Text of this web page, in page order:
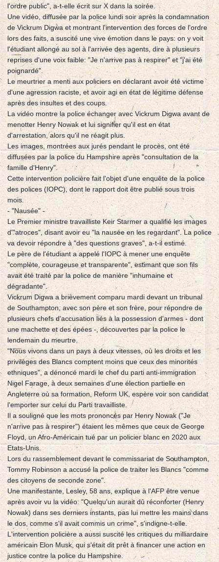
l'ordre public", a-t-elle écrit sur X dans la soirée.
Une vidéo, diffusée par la police lundi soir après la condamnation
de Vickrum Digwa et montrant l'intervention des forces de l'ordre
lors des faits, a suscité une vive émotion dans le pays: on y voit
l'étudiant allongé au sol à l'arrivée des agents, dire à plusieurs
reprises d'une voix faible: "Je n'arrive pas à respirer" et "j'ai été
poignardé".
Le meurtrier a menti aux policiers en déclarant avoir été victime
d'une agression raciste, et avoir agi en état de légitime défense
après des insultes et des coups.
La vidéo montre la police échanger avec Vickrum Digwa avant de
menotter Henry Nowak et lui signifier qu'il est en état
d'arrestation, alors qu'il ne réagit plus.
Les images, montrées aux jurés pendant le procès, ont été
diffusées par la police du Hampshire après "consultation de la
famille d'Henry".
Cette intervention policière fait l'objet d'une enquête de la police
des polices (IOPC), dont le rapport doit être publié sous trois
mois.
- "Nausée" -
Le Premier ministre travailliste Keir Starmer a qualifié les images
d'"atroces", disant avoir eu "la nausée en les regardant". La police
va devoir répondre à "des questions graves", a-t-il estimé.
Le père de l'étudiant a appelé l'IOPC à mener une enquête
"complète, courageuse et transparente", estimant que son fils
avait été traité par la police de manière "inhumaine et
dégradante".
Vickrum Digwa a brièvement comparu mardi devant un tribunal
de Southampton, avec son père et son frère, pour répondre de
plusieurs chefs d'accusation liés à la possession d'armes - dont
une machette et des épées -, découvertes par la police le
lendemain du meurtre.
"Nous vivons dans un pays à deux vitesses, où les droits et les
privilèges des Blancs comptent moins que ceux des minorités
ethniques", a dénoncé mardi le chef du parti anti-immigration
Nigel Farage, à deux semaines d'une élection partielle en
Angleterre où sa formation, Reform UK, espère voir son candidat
l'emporter sur celui du Parti travailliste.
Il a souligné que les mots prononcés par Henry Nowak ("Je
n'arrive pas à respirer") étaient les mêmes que ceux de George
Floyd, un Afro-Américain tué par un policier blanc en 2020 aux
Etats-Unis.
Lors du rassemblement devant le commissariat de Southampton,
Tommy Robinson a accusé la police de traiter les Blancs "comme
des citoyens de seconde zone".
Une manifestante, Lesley, 58 ans, explique à l'AFP être venue
après avoir vu la vidéo: "Quelqu'un aurait dû réconforter (Henry
Nowak) dans ses derniers instants, pas lui mettre les mains dans
le dos, comme s'il avait commis un crime", s'indigne-t-elle.
L'intervention policière a aussi suscité les critiques du milliardaire
américain Elon Musk, qui s'était dit prêt à financer une action en
justice contre la police du Hampshire.